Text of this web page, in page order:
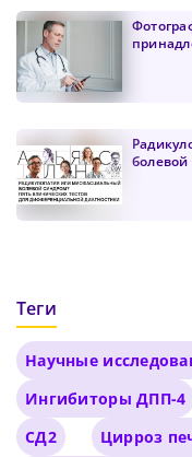
Теги
Научные
Ингибиторы ДПП-4
СД2
Цирроз